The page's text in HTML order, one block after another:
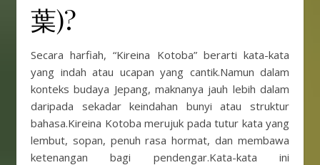
葉)?
Secara harfiah, “Kireina Kotoba” berarti kata-kata
yang indah atau ucapan yang cantik.Namun dalam
konteks budaya Jepang, maknanya jauh lebih dalam
daripada sekadar keindahan bunyi atau struktur
bahasa.Kireina Kotoba merujuk pada tutur kata yang
lembut, sopan, penuh rasa hormat, dan membawa
ketenangan bagi pendengar.Kata-kata ini